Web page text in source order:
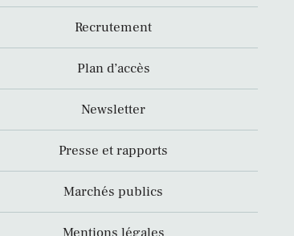
Recrutement
Plan d’accès
Newsletter
Presse et rapports
Marchés publics